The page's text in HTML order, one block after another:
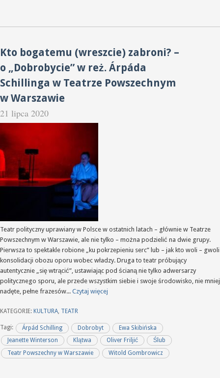
Kto bogatemu (wreszcie) zabroni? –
o „Dobrobycie” w reż. Árpáda
Schillinga w Teatrze Powszechnym
w Warszawie
21 lipca 2020
Teatr polityczny uprawiany w Polsce w ostatnich latach – głównie w Teatrze
Powszechnym w Warszawie, ale nie tylko – można podzielić na dwie grupy.
Pierwsza to spektakle robione „ku pokrzepieniu serc” lub – jak kto woli – gwoli
konsolidacji obozu oporu wobec władzy. Druga to teatr próbujący
autentycznie „się wtrącić”, ustawiając pod ścianą nie tylko adwersarzy
politycznego sporu, ale przede wszystkim siebie i swoje środowisko, nie mniej
nadęte, pełne frazesów... Czytaj więcej
KATEGORIE: KULTURA, TEATR
Tagi: Árpád Schilling Dobrobyt
Ewa Skibińska
Jeanette Winterson
Klątwa Oliver Friljić
Ślub
Teatr Powszechny w Warszawie
Witold Gombrowicz